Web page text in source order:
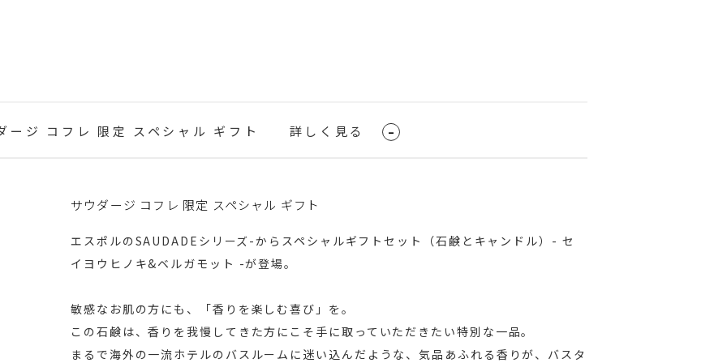
ージ コフレ 限定 スペシャル ギフト
サウダージ コフレ 限定 スペシャル ギフト
エスポルのSAUDADEシリーズ-からスペシャルギフトセット（石鹸とキャンドル）- セ
イヨウヒノキ&ベルガモット -が登場。
敏感なお肌の方にも、「香りを楽しむ喜び」を。
この石鹸は、香りを我慢してきた方にこそ手に取っていただきたい特別な一品。
まるで海外の一流ホテルのバスルームに迷い込んだような、気品あふれる香りが、バスタ